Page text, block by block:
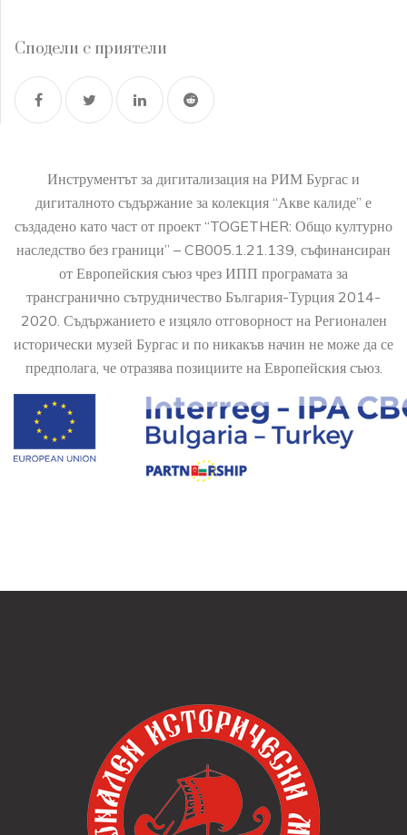
Сподели с приятели
Инструментът за дигитализация на РИМ Бургас и
дигиталното съдържание за колекция “Акве калиде” е
създадено като част от проект “TOGETHER: Общо културно
наследство без граници” – CB005.1.21.139, съфинансиран
от Европейския съюз чрез ИПП програмата за
трансгранично сътрудничество България-Турция 2014-
2020. Съдържанието е изцяло отговорност на Регионален
исторически музей Бургас и по никакъв начин не може да се
предполага, че отразява позициите на Европейския съюз.